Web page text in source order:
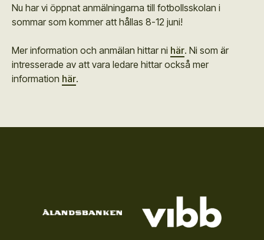
Nu har vi öppnat anmälningarna till fotbollsskolan i
sommar som kommer att hållas 8-12 juni!
Mer information och anmälan hittar ni här. Ni som är
intresserade av att vara ledare hittar också mer
information här.